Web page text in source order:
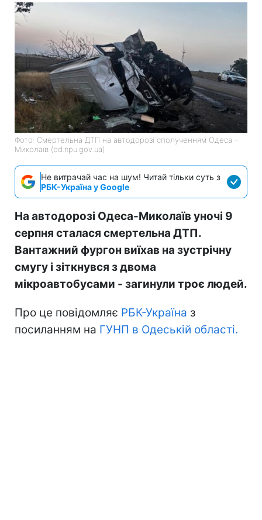
Фото: Смертельна ДТП на автодорозі сполученням Одеса –
Миколаїв (od.npu.gov.ua)
Не витрачай час на шум! Читай тільки суть з
РБК-Україна у Google
На автодорозі Одеса-Миколаїв уночі 9
серпня сталася смертельна ДТП.
Вантажний фургон виїхав на зустрічну
смугу і зіткнувся з двома
мікроавтобусами - загинули троє людей.
Про це повідомляє РБК-Україна з
посиланням на ГУНП в Одеській області.